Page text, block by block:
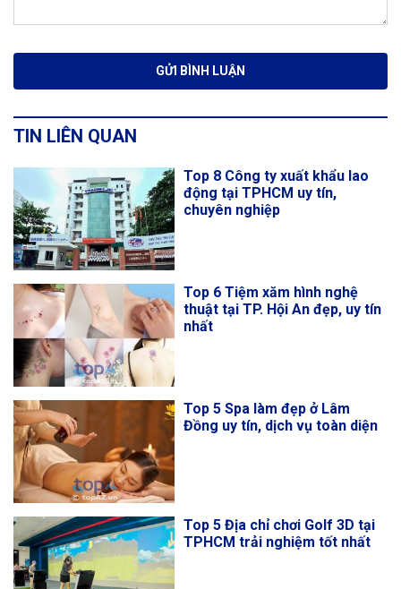
TIN LIÊN QUAN
Top 8 Công ty xuất khẩu lao
động tại TPHCM uy tín,
chuyên nghiệp
Top 6 Tiệm xăm hình nghệ
thuật tại TP. Hội An đẹp, uy tín
nhất
Top 5 Spa làm đẹp ở Lâm
Đồng uy tín, dịch vụ toàn diện
Top 5 Địa chỉ chơi Golf 3D tại
TPHCM trải nghiệm tốt nhất